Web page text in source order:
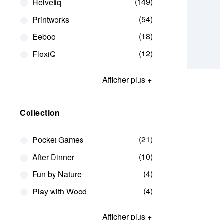
Printworks
54
Eeboo
18
FlexiQ
12
Afficher plus
Collection
Pocket Games
21
After Dinner
10
Fun by Nature
4
Play with Wood
4
Afficher plus